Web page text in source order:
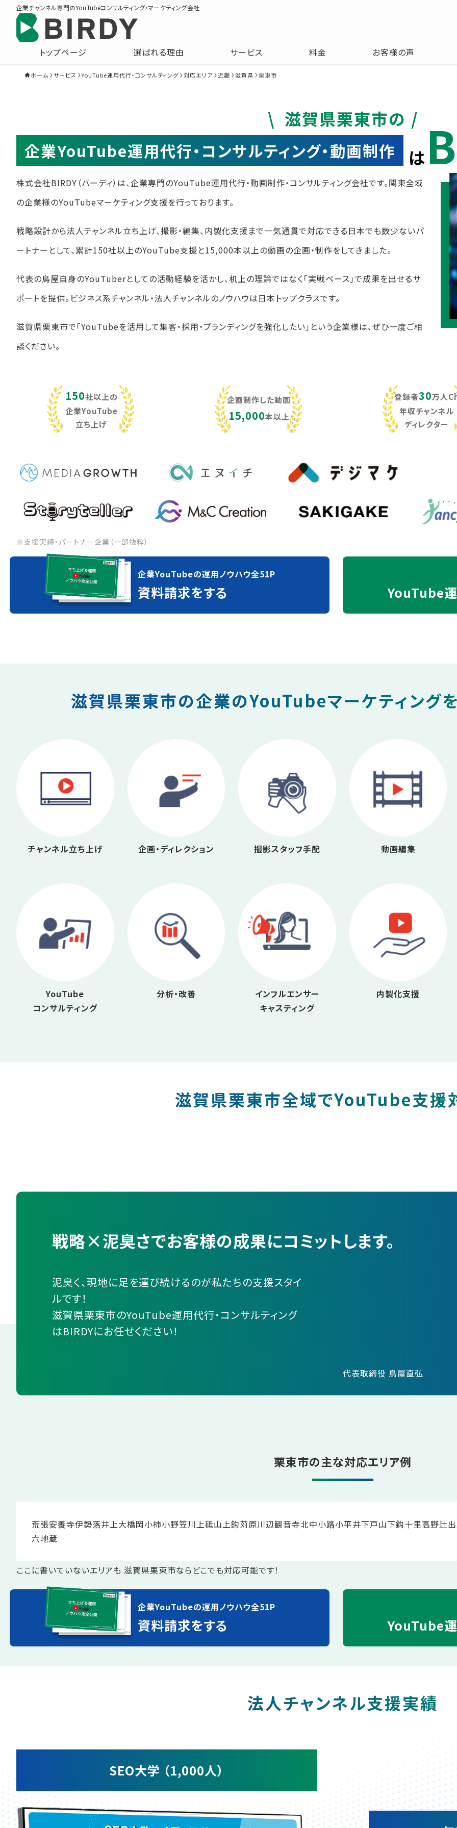
企業チャンネル専門のYouTubeコンサルティング・マーケティング会社
トップページ 選ばれる理由 サービス 料金 お客様の声
ホーム サービス YouTube運用代行・コンサルティング 対応エリア 近畿 滋賀県 栗東市
滋賀県栗東市の
企業YouTube運用代行・コンサルティング・動画制作 は
株式会社BIRDY（バーディ）は、企業専門のYouTube運用代行・動画制作・コンサルティング会社です。関東全域
の企業様のYouTubeマーケティング支援を行っております。
戦略設計から法人チャンネル立ち上げ、撮影・編集、内製化支援まで一気通貫で対応できる日本でも数少ないパ
ートナーとして、累計150社以上のYouTube支援と15,000本以上の動画の企画・制作をしてきました。
代表の鳥屋自身のYouTuberとしての活動経験を活かし、机上の理論ではなく「実戦ベース」で成果を出せるサ
ポートを提供。ビジネス系チャンネル・法人チャンネルのノウハウは日本トップクラスです。
滋賀県栗東市で「YouTubeを活用して集客・採用・ブランディングを強化したい」という企業様は、ぜひ一度ご相
談ください。
150社以上の
企業YouTube
立ち上げ
企画制作した動画
15,000本以上
登録者30万人
年収チャンネル
ディレクター
※支援実績・パートナー企業（一部抜粋）
企業YouTubeの運用ノウハウ全51P
資料請求をする YouTube
滋賀県栗東市の企業のYouTubeマーケティング
チャンネル立ち上げ 企画・ディレクション 撮影スタッフ手配 動画編集
YouTube
コンサルティング
分析・改善
インフルエンサー
キャスティング
内製化支援
滋賀県栗東市全域でYouTube支援
戦略×泥臭さでお客様の成果にコミットします。
泥臭く、現地に足を運び続けるのが私たちの支援スタイ
ルです！
滋賀県栗東市のYouTube運用代行・コンサルティング
はBIRDYにお任せください！
代表取締役 鳥屋直弘
栗東市の主な対応エリア例
荒張安養寺伊勢落井上大橋岡小柿小野笠川 上砥山 上鈎苅原川辺観音寺北中小路小平井下戸山下鈎十里高野辻
六地蔵
ここに書いていないエリアも 滋賀県栗東市ならどこでも対応可能です！
企業YouTubeの運用ノウハウ全51P
資料請求をする YouTube
法人チャンネル支援実績
SEO大学 （1,000人）